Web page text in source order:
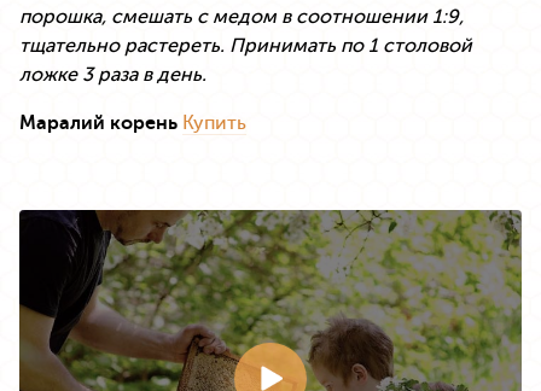
порошка, смешать с медом в соотношении 1:9,
тщательно растереть. Принимать по 1 столовой
ложке 3 раза в день.
Маралий корень Купить